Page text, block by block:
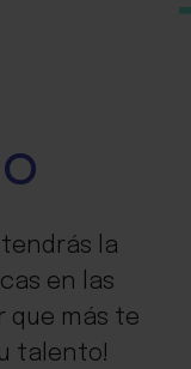
la
en las
que más te
talento!